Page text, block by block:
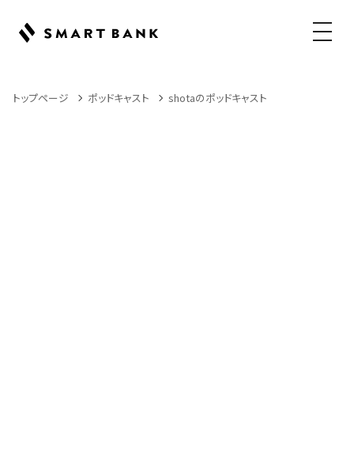
メニュ
トップページ ポッドキャスト shotaのポッドキャスト